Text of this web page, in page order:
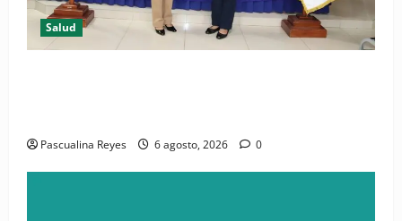
Salud
Pascualina Reyes 6 agosto, 2026 0